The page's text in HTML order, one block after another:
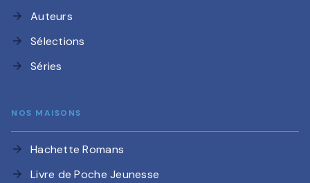
arrow_forward Auteurs
arrow_forward Sélections
arrow_forward Séries
NOS MAISONS
arrow_forward Hachette Romans
arrow_forward Livre de Poche Jeunesse